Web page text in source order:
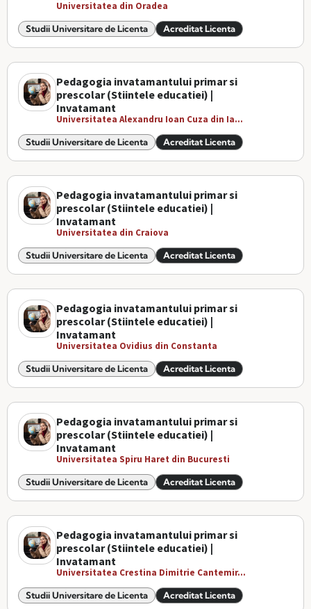
Universitatea din Oradea
Studii Universitare de Licenta Acreditat Licenta
Pedagogia invatamantului primar si
prescolar (Stiintele educatiei) |
Invatamant
Universitatea Alexandru Ioan Cuza din Ia...
Studii Universitare de Licenta Acreditat Licenta
Pedagogia invatamantului primar si
prescolar (Stiintele educatiei) |
Invatamant
Universitatea din Craiova
Studii Universitare de Licenta Acreditat Licenta
Pedagogia invatamantului primar si
prescolar (Stiintele educatiei) |
Invatamant
Universitatea Ovidius din Constanta
Studii Universitare de Licenta Acreditat Licenta
Pedagogia invatamantului primar si
prescolar (Stiintele educatiei) |
Invatamant
Universitatea Spiru Haret din Bucuresti
Studii Universitare de Licenta Acreditat Licenta
Pedagogia invatamantului primar si
prescolar (Stiintele educatiei) |
Invatamant
Universitatea Crestina Dimitrie Cantemir...
Studii Universitare de Licenta Acreditat Licenta